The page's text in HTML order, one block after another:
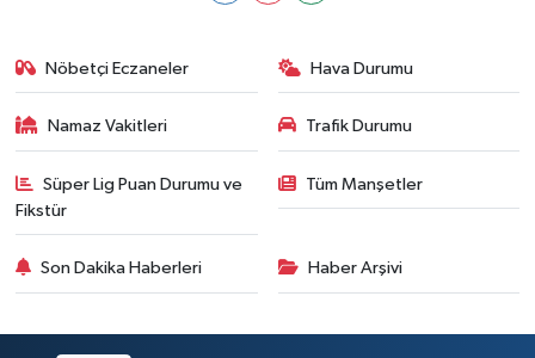
Nöbetçi Eczaneler Hava Durumu
Namaz Vakitleri Trafik Durumu
Süper Lig Puan Durumu ve
Fikstür
Tüm Manşetler
Son Dakika Haberleri Haber Arşivi